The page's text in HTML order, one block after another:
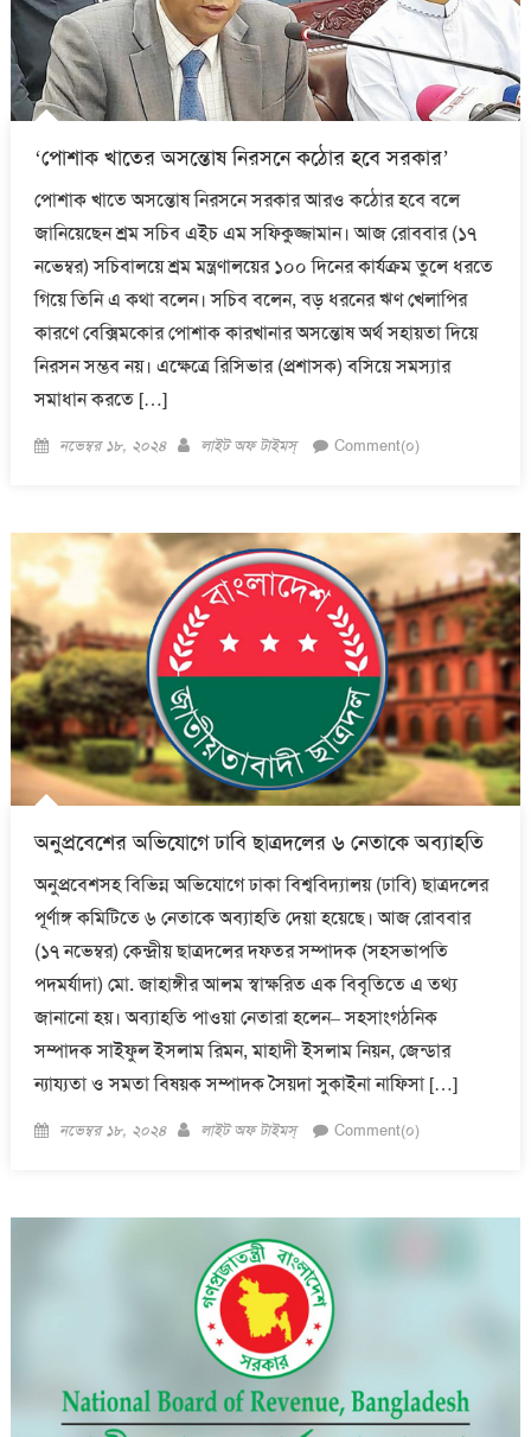
‘পোশাক খাতের অসন্তোষ নিরসনে কঠোর হবে সরকার’
পোশাক খাতে অসন্তোষ নিরসনে সরকার আরও কঠোর হবে বলে
জানিয়েছেন শ্রম সচিব এইচ এম সফিকুজ্জামান। আজ রোববার (১৭
নভেম্বর) সচিবালয়ে শ্রম মন্ত্রণালয়ের ১০০ দিনের কার্যক্রম তুলে ধরতে
গিয়ে তিনি এ কথা বলেন। সচিব বলেন, বড় ধরনের ঋণ খেলাপির
কারণে বেক্সিমকোর পোশাক কারখানার অসন্তোষ অর্থ সহায়তা দিয়ে
নিরসন সম্ভব নয়। এক্ষেত্রে রিসিভার (প্রশাসক) বসিয়ে সমস্যার
সমাধান করতে […]
Posted
নভেম্বর ১৮, ২০২৪ Author
লাইট অফ টাইমস্ Comment(০)
অনুপ্রবেশের অভিযোগে ঢাবি ছাত্রদলের ৬ নেতাকে অব্যাহতি
অনুপ্রবেশসহ বিভিন্ন অভিযোগে ঢাকা বিশ্ববিদ্যালয় (ঢাবি) ছাত্রদলের
পূর্ণাঙ্গ কমিটিতে ৬ নেতাকে অব্যাহতি দেয়া হয়েছে। আজ রোববার
(১৭ নভেম্বর) কেন্দ্রীয় ছাত্রদলের দফতর সম্পাদক (সহসভাপতি
পদমর্যাদা) মো. জাহাঙ্গীর আলম স্বাক্ষরিত এক বিবৃতিতে এ তথ্য
জানানো হয়। অব্যাহতি পাওয়া নেতারা হলেন– সহসাংগঠনিক
সম্পাদক সাইফুল ইসলাম রিমন, মাহাদী ইসলাম নিয়ন, জেন্ডার
ন্যায্যতা ও সমতা বিষয়ক সম্পাদক সৈয়দা সুকাইনা নাফিসা […]
Posted
নভেম্বর ১৮, ২০২৪ Author
লাইট অফ টাইমস্ Comment(০)